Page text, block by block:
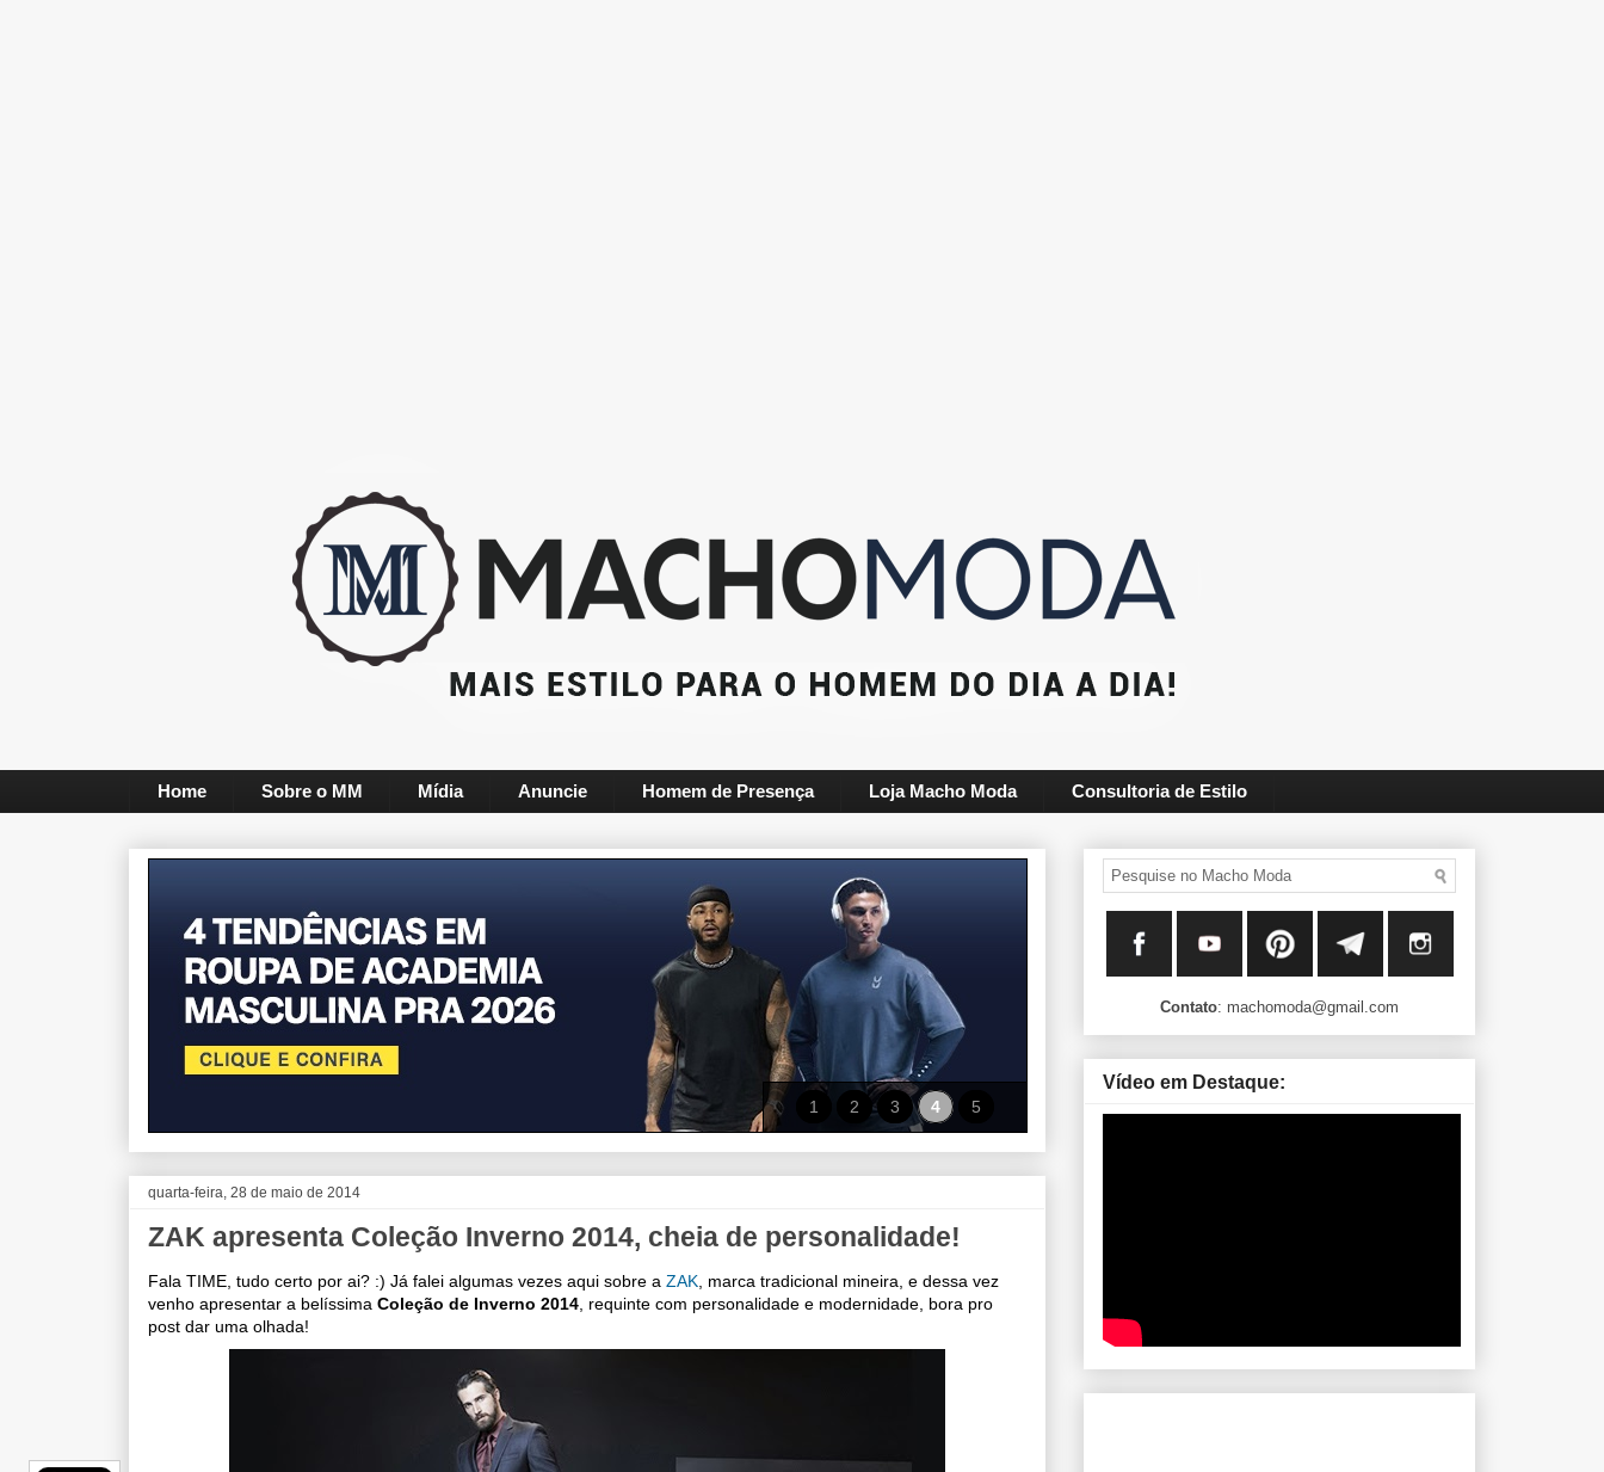
Home Sobre o MM Mídia Anuncie Homem de Presença Loja Macho Moda Consultoria de Estilo
1 2 3 4 5
quarta-feira, 28 de maio de 2014
ZAK apresenta Coleção Inverno 2014, cheia de personalidade!
Fala TIME, tudo certo por ai? :) Já falei algumas vezes aqui sobre a ZAK , marca tradicional mineira, e dessa vez
venho apresentar a belíssima Coleção de Inverno 2014 , requinte com personalidade e modernidade, bora pro
post dar uma olhada!
Contato: machomoda@gmail.com
Vídeo em Destaque: